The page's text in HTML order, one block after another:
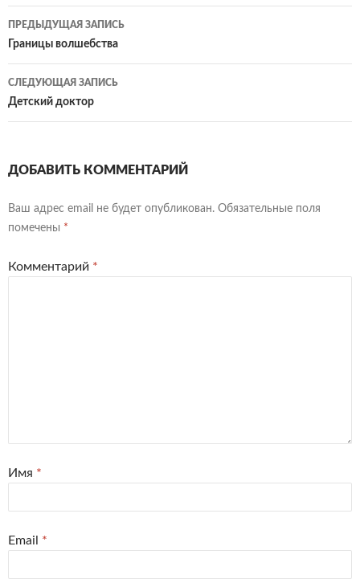
Навигация
по
записям
ПРЕДЫДУЩАЯ ЗАПИСЬ
Границы волшебства
СЛЕДУЮЩАЯ ЗАПИСЬ
Детский доктор
ДОБАВИТЬ КОММЕНТАРИЙ
Ваш адрес email не будет опубликован. Обязательные поля
помечены *
Комментарий *
Имя *
Email *